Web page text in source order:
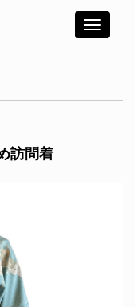
Toggle
訪問着